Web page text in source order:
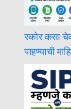
स्कोर कसा
पाहण्याची